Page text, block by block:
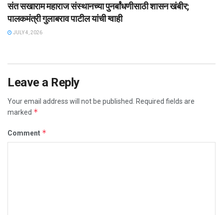
संत सखाराम महाराज संस्थानच्या पुनर्बांधणीसाठी शासन खंबीर;
पालकमंत्री गुलाबराव पाटील यांची ग्वाही
JULY 4, 2026
Leave a Reply
Your email address will not be published.
Required fields are
marked *
Comment *